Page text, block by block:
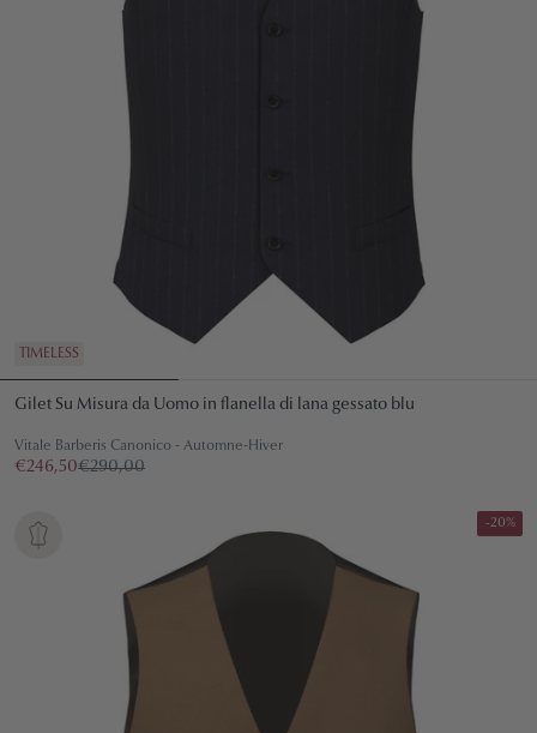
TIMELESS
Gilet Su Misura da Uomo in flanella di lana gessato blu
Vitale Barberis Canonico - Automne-Hiver
€246,50€290,00
-20%